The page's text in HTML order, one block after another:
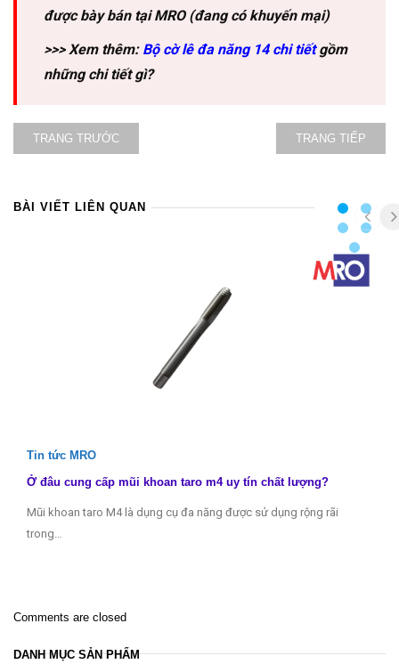
được bày bán tại MRO (đang có khuyến mại)
>>> Xem thêm: Bộ cờ lê đa năng 14 chi tiếtgồm
những chi tiết gì?
TRANG TRƯỚC TRANG TIẾP
BÀI VIẾT LIÊN QUAN
Tin tức MRO
Ở đâu cung cấp mũi khoan taro m4 uy tín chất lượng?
Mũi khoan taro M4 là dụng cụ đa năng được sử dụng rộng rãi
trong…
Comments are closed
DANH MỤC SẢN PHẨM